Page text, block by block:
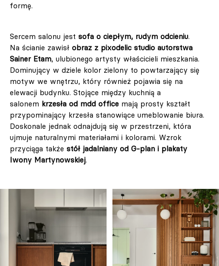
formę.
Sercem salonu jest sofa o ciepłym, rudym odcieniu.
Na ścianie zawisł obraz z pixodelic studio autorstwa
Sainer Etam, ulubionego artysty właścicieli mieszkania.
Dominujący w dziele kolor zielony to powtarzający się
motyw we wnętrzu, który również pojawia się na
elewacji budynku. Stojące między kuchnią a
salonem krzesła od mdd office mają prosty kształt
przypominający krzesła stanowiące umeblowanie biura.
Doskonale jednak odnajdują się w przestrzeni, która
ujmuje naturalnymi materiałami i kolorami. Wzrok
przyciąga także stół jadalniany od G-plan i plakaty
Iwony Martynowskiej.